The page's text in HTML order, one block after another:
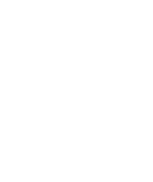
frattempo
in materia di
violazione della
in giudizio e del
convenzionali
divieto di non
effettivo - Non
procedura civile,
e 420, primo